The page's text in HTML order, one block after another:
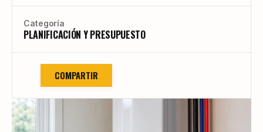
Categoría
PLANIFICACIÓN Y PRESUPUESTO
COMPARTIR